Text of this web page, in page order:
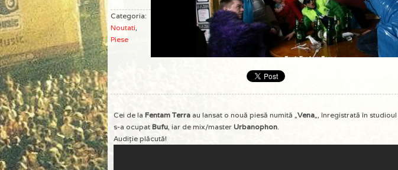
Categoria:
Noutati,
Piese
Cei de la Fentam Terra au lansat o nouă piesă numită „Vena„, înregistrată în studioul
s-a ocupat Bufu, iar de mix/master Urbanophon.
Audiţie plăcută!